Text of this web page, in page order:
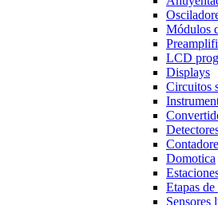
Módulos
LCD
Displays
Circuitos
Domotica
Etapas
Sensores